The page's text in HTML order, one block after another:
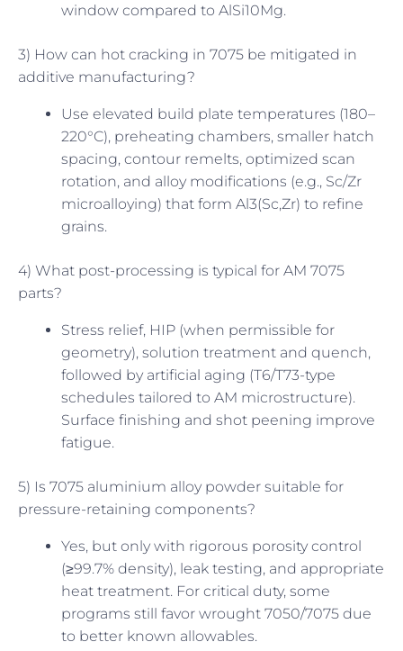
window compared to AlSi10Mg.
3) How can hot cracking in 7075 be mitigated in
additive manufacturing?
Use elevated build plate temperatures (180–
220°C), preheating chambers, smaller hatch
spacing, contour remelts, optimized scan
rotation, and alloy modifications (e.g., Sc/Zr
microalloying) that form Al3(Sc,Zr) to refine
grains.
4) What post-processing is typical for AM 7075
parts?
Stress relief, HIP (when permissible for
geometry), solution treatment and quench,
followed by artificial aging (T6/T73-type
schedules tailored to AM microstructure).
Surface finishing and shot peening improve
fatigue.
5) Is 7075 aluminium alloy powder suitable for
pressure-retaining components?
Yes, but only with rigorous porosity control
(≥99.7% density), leak testing, and appropriate
heat treatment. For critical duty, some
programs still favor wrought 7050/7075 due
to better known allowables.